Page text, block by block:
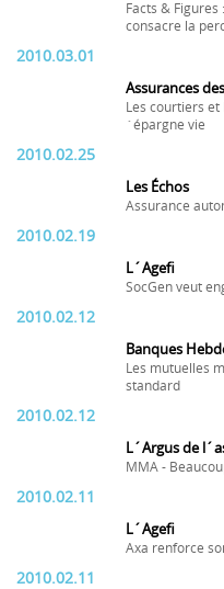
Facts &
consacre la
2010.03.01
Assurances
Les courtiers et
´épargne vie
2010.02.25
Les Échos
Assurance
2010.02.19
L´Agefi
SocGen veut
2010.02.12
Banques
Les mutuelles
standard
2010.02.12
L´Argus de
MMA -
2010.02.11
L´Agefi
Axa renforce
2010.02.11